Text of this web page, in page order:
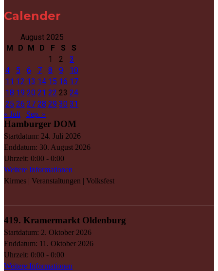
Calender
August 2025
M
D M D F S
S
1
2
3
4
5 6 7 8 9
10
11 12 13 14 15 16 17
18 19 20 21 22 23 24
25 26 27 28 29 30 31
« Juli Sep. »
Hamburger DOM
Startdatum: 24. Juli 2026
Enddatum: 30. August 2026
Uhrzeit: 0:00 - 0:00
Weitere Informationen
Kirmes | Veranstaltungen | Volksfest
419. Kramermarkt Oldenburg
Startdatum: 2. Oktober 2026
Enddatum: 11. Oktober 2026
Uhrzeit: 0:00 - 0:00
Weitere Informationen